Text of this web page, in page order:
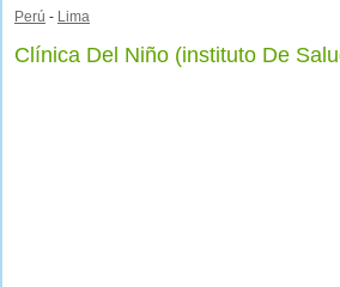
Perú - Lima
Clínica Del Niño (instituto De